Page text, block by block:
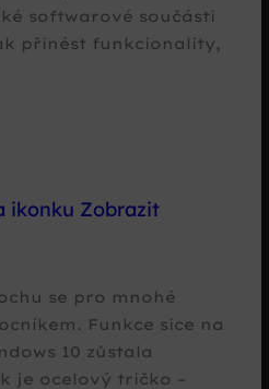
softwarové součásti
přinést funkcionality,
ikonku Zobrazit
se pro mnohé
Funkce sice na
10 zůstala
je ocelový tričko –